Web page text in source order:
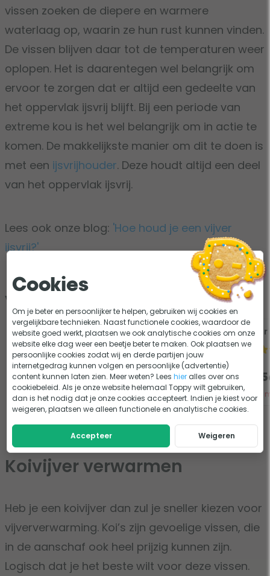
vissen zoeken de diepere en warmere
waterlaag op, waarin ze hun rust kunnen vinden.
De vissen blijven daar tot de temperaturen weer
oplopen. Het is daarentegen wel belangrijk om
ervoor te zorgen dat er altijd een gedeelte van
het oppervlak ijsvrij blijft. Bij een periode van
extreme kou is het wel belangrijk om in actie te
komen. De makkelijkste manier om dit te doen is
met een ijsvrijhouder. Deze houdt altijd een deel
van het oppervlak ijsvrij.
Lees ook onze blog: 'Hoe houd je een vijver
ijsvrij?'
Verwarming voor de vijver
Oase IceFree Thermo
200 vijververwarmer
0 beoordelingen
Tijdelijk uit voorraad
72,95
Xclear
Niet
Koivijver verwarmen
Heb je een koivijver dan zul je sneller kiezen voor
vijververwarming. Koi’s zijn gevoelige vissen, die
in de aanschaf ook heel prijzig kunnen zijn.
Logisch dat je het beste wilt voor deze vissen.
Cookies
Om je beter en persoonlijker te helpen, gebruiken wij cookies en
vergelijkbare technieken. Naast functionele cookies, waardoor de
website goed werkt, plaatsen we ook analytische cookies om onze
website elke dag weer een beetje beter te maken. Ook plaatsen we
persoonlijke cookies zodat wij en derde partijen jouw
internetgedrag kunnen volgen en persoonlijke (advertentie)
content kunnen laten zien. Meer weten? Leeshier alles over ons
cookiebeleid. Als je onze website helemaal Toppy wilt gebruiken,
dan is het nodig dat je onze cookies accepteert. Indien je kiest voor
weigeren, plaatsen we alleen functionele en analytische cookies.
Accepteer Weigeren